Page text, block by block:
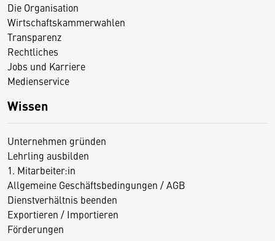
Die Organisation
Wirtschaftskammerwahlen
Transparenz
Rechtliches
Jobs und Karriere
Medienservice
Wissen
Unternehmen gründen
Lehrling ausbilden
1. Mitarbeiter:in
Allgemeine Geschäftsbedingungen / AGB
Dienstverhältnis beenden
Exportieren / Importieren
Förderungen